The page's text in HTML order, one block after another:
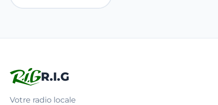
R.I.G
Votre radio locale